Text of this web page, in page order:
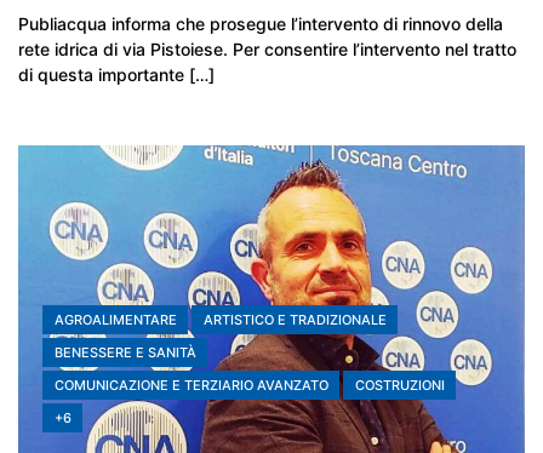
Publiacqua informa che prosegue l’intervento di rinnovo della
rete idrica di via Pistoiese. Per consentire l’intervento nel tratto
di questa importante […]
AGROALIMENTARE
ARTISTICO E TRADIZIONALE
BENESSERE E SANITÀ
COMUNICAZIONE E TERZIARIO AVANZATO
COSTRUZIONI
+6